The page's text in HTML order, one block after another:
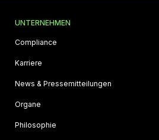
UNTERNEHMEN
Compliance
Karriere
News & Pressemitteilungen
Organe
Philosophie